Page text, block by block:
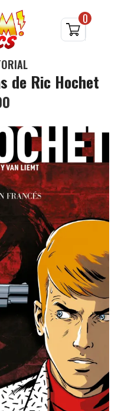
0
de Ric Hochet